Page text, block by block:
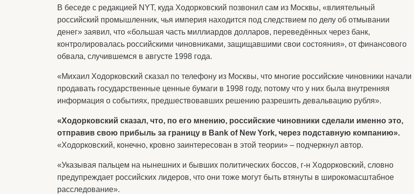
В беседе с редакцией NYT, куда Ходорковский позвонил сам из Москвы, «влиятельный
российский промышленник, чья империя находится под следствием по делу об отмывании
денег» заявил, что «большая часть миллиардов долларов, переведённых через банк,
контролировалась российскими чиновниками, защищавшими свои состояния», от финансового
обвала, случившемся в августе 1998 года.
«Михаил Ходорковский сказал по телефону из Москвы, что многие российские чиновники начали
продавать государственные ценные бумаги в 1998 году, потому что у них была внутренняя
информация о событиях, предшествовавших решению разрешить девальвацию рубля».
«Ходорковский сказал, что, по его мнению, российские чиновники сделали именно это,
отправив свою прибыль за границу в Bank of New York, через подставную компанию».
«Ходорковский, конечно, кровно заинтересован в этой теории» – подчеркнул автор.
«Указывая пальцем на нынешних и бывших политических боссов, г-н Ходорковский, словно
предупреждает российских лидеров, что они тоже могут быть втянуты в широкомасштабное
расследование».